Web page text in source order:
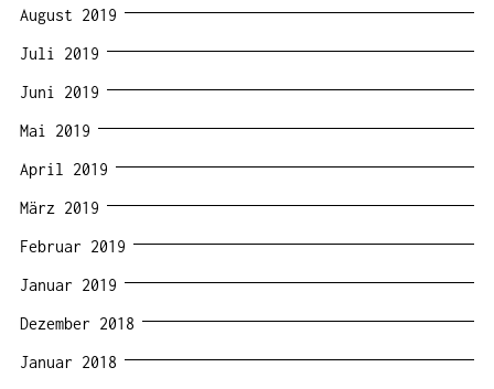
August 2019
Juli 2019
Juni 2019
Mai 2019
April 2019
März 2019
Februar 2019
Januar 2019
Dezember 2018
Januar 2018